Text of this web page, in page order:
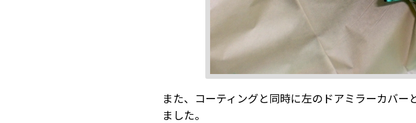
また、コーティングと同時に左のドアミラーカバ
ました。